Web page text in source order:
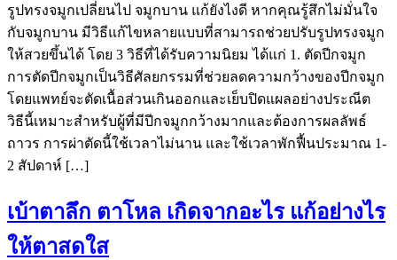
รูปทรงจมูกเปลี่ยนไป จมูกบาน แก้ยังไงดี หากคุณรู้สึกไม่มั่นใจ
กับจมูกบาน มีวิธีแก้ไขหลายแบบที่สามารถช่วยปรับรูปทรงจมูก
ให้สวยขึ้นได้ โดย 3 วิธีที่ได้รับความนิยม ได้แก่ 1. ตัดปีกจมูก
การตัดปีกจมูกเป็นวิธีศัลยกรรมที่ช่วยลดความกว้างของปีกจมูก
โดยแพทย์จะตัดเนื้อส่วนเกินออกและเย็บปิดแผลอย่างประณีต
วิธีนี้เหมาะสำหรับผู้ที่มีปีกจมูกกว้างมากและต้องการผลลัพธ์
ถาวร การผ่าตัดนี้ใช้เวลาไม่นาน และใช้เวลาพักฟื้นประมาณ 1-
2 สัปดาห์ […]
เบ้าตาลึก ตาโหล เกิดจากอะไร แก้อย่างไร
ให้ตาสดใส